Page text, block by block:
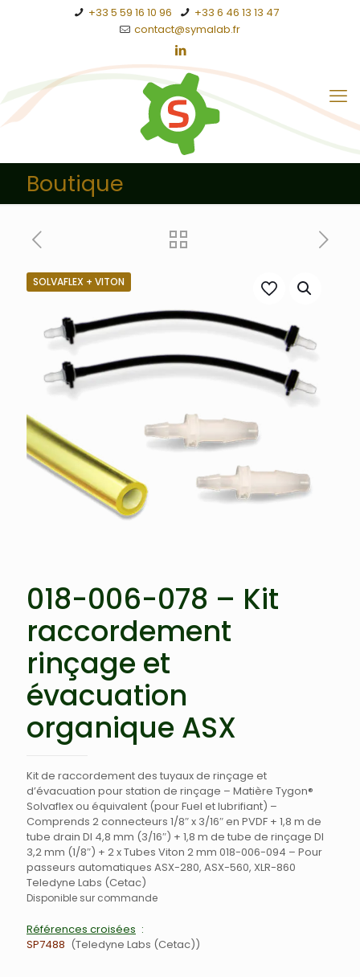
+33 5 59 16 10 96
+33 6 46 13 13 47
contact@symalab.fr
Boutique
SOLVAFLEX + VITON
018-006-078 – Kit
raccordement
rinçage et
évacuation
organique ASX
Kit de raccordement des tuyaux de rinçage et
d’évacuation pour station de rinçage – Matière Tygon®
Solvaflex ou équivalent (pour Fuel et lubrifiant) –
Comprends 2 connecteurs 1/8″ x 3/16″ en PVDF + 1,8 m de
tube drain DI 4,8 mm (3/16″) + 1,8 m de tube de rinçage DI
3,2 mm (1/8″) + 2 x Tubes Viton 2 mm 018-006-094 – Pour
passeurs automatiques ASX-280, ASX-560, XLR-860
Teledyne Labs (Cetac)
Disponible sur commande
Références croisées
SP7488
Teledyne Labs (Cetac)